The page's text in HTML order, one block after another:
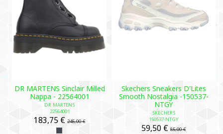
DR MARTENS Sinclair Milled
Nappa - 22564001
DR MARTENS
22564001
183,75 € 245,00 €
Skechers Sneakers D'Lites
Smooth Nostalgia -150537-
NTGY
SKECHERS
150537-NTGY
59,50 € 85,00 €